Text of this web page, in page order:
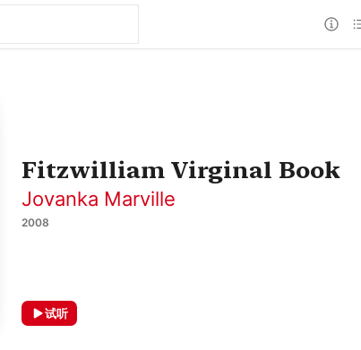
Fitzwilliam Virginal Book
Jovanka Marville
2008
试听